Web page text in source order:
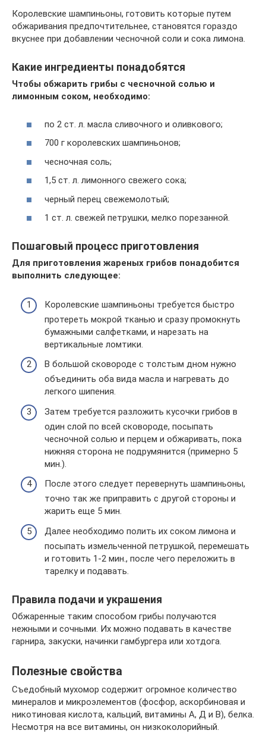
Королевские шампиньоны, готовить которые путем
обжаривания предпочтительнее, становятся гораздо
вкуснее при добавлении чесночной соли и сока лимона.
Какие ингредиенты понадобятся
Чтобы обжарить грибы с чесночной солью и
лимонным соком, необходимо:
по 2 ст. л. масла сливочного и оливкового;
700 г королевских шампиньонов;
чесночная соль;
1,5 ст. л. лимонного свежего сока;
черный перец свежемолотый;
1 ст. л. свежей петрушки, мелко порезанной.
Пошаговый процесс приготовления
Для приготовления жареных грибов понадобится
выполнить следующее:
Королевские шампиньоны требуется быстро
протереть мокрой тканью и сразу промокнуть
бумажными салфетками, и нарезать на
вертикальные ломтики.
В большой сковороде с толстым дном нужно
объединить оба вида масла и нагревать до
легкого шипения.
Затем требуется разложить кусочки грибов в
один слой по всей сковороде, посыпать
чесночной солью и перцем и обжаривать, пока
нижняя сторона не подрумянится (примерно 5
мин.).
После этого следует перевернуть шампиньоны,
точно так же приправить с другой стороны и
жарить еще 5 мин.
Далее необходимо полить их соком лимона и
посыпать измельченной петрушкой, перемешать
и готовить 1-2 мин., после чего переложить в
тарелку и подавать.
Правила подачи и украшения
Обжаренные таким способом грибы получаются
нежными и сочными. Их можно подавать в качестве
гарнира, закуски, начинки гамбургера или хотдога.
Полезные свойства
Съедобный мухомор содержит огромное количество
минералов и микроэлементов (фосфор, аскорбиновая и
никотиновая кислота, кальций, витамины А, Д и В), белка.
Несмотря на все витамины, он низкоколорийный.